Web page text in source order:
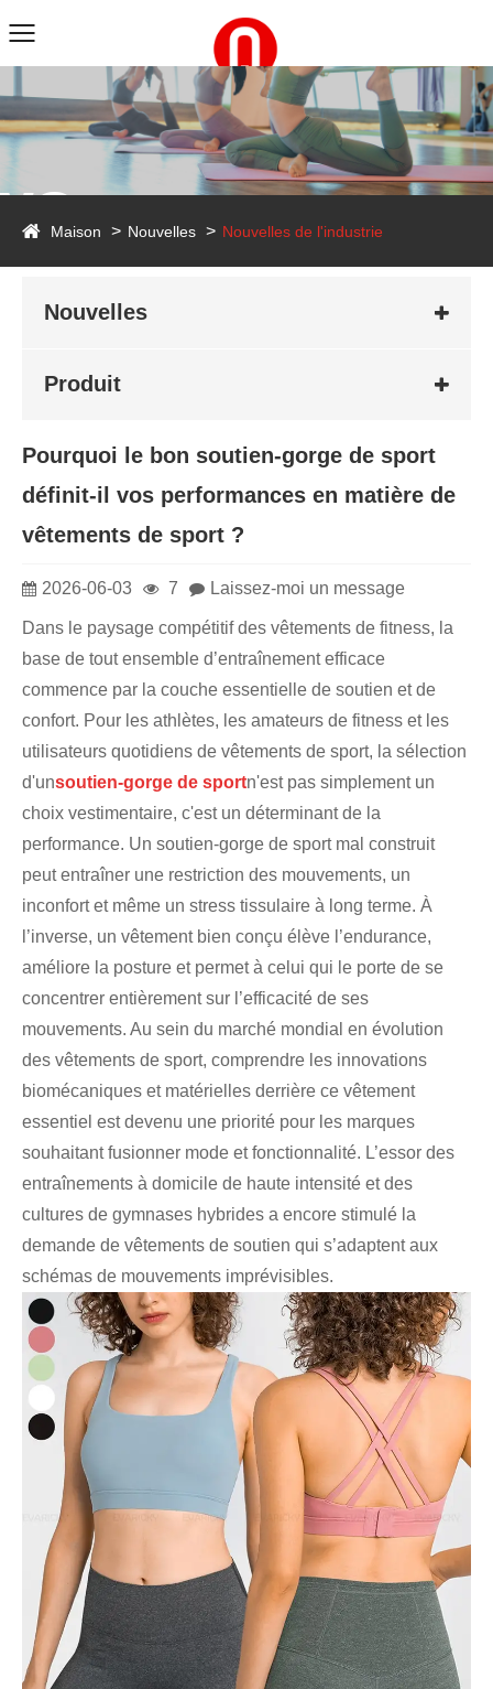
Maison Nouvelles Nouvelles de l'industrie
Nouvelles
Produit
Pourquoi le bon soutien-gorge de sport
définit-il vos performances en matière de
vêtements de sport ?
2026-06-03 7 Laissez-moi un message
Dans le paysage compétitif des vêtements de fitness, la
base de tout ensemble d’entraînement efficace
commence par la couche essentielle de soutien et de
confort. Pour les athlètes, les amateurs de fitness et les
utilisateurs quotidiens de vêtements de sport, la sélection
d'unsoutien-gorge de sportn'est pas simplement un
choix vestimentaire, c'est un déterminant de la
performance. Un soutien-gorge de sport mal construit
peut entraîner une restriction des mouvements, un
inconfort et même un stress tissulaire à long terme. À
l’inverse, un vêtement bien conçu élève l’endurance,
améliore la posture et permet à celui qui le porte de se
concentrer entièrement sur l’efficacité de ses
mouvements. Au sein du marché mondial en évolution
des vêtements de sport, comprendre les innovations
biomécaniques et matérielles derrière ce vêtement
essentiel est devenu une priorité pour les marques
souhaitant fusionner mode et fonctionnalité. L’essor des
entraînements à domicile de haute intensité et des
cultures de gymnases hybrides a encore stimulé la
demande de vêtements de soutien qui s’adaptent aux
schémas de mouvements imprévisibles.